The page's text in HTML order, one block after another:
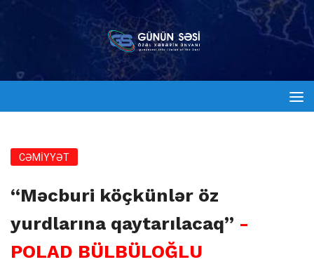
CƏMİYYƏT
“Məcburi köçkünlər öz
yurdlarına qaytarılacaq” -
POLAD BÜLBÜLOĞLU